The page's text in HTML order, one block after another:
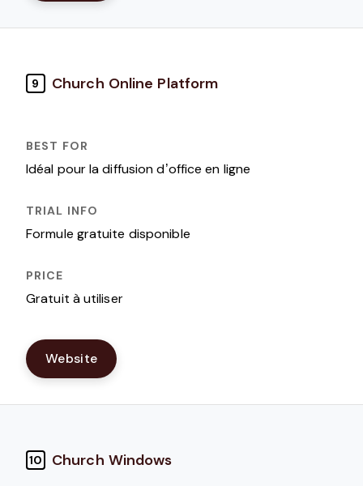
9 Church Online Platform
Idéal pour la diffusion d’office en ligne
Formule gratuite disponible
Gratuit à utiliser
Website
10 Church Windows